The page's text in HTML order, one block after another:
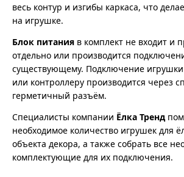
весь контур и изгибы каркаса, что
на игрушке.
Блок питания в комплект не входит и
отдельно или производится
существующему. Подключение игрушки
или контроллеру производится через
герметичный разъём.
Специалисты компании Ёлка Тренд
необходимое количество игрушек для
объекта декора, а также собрать все
комплектующие для их подключения.